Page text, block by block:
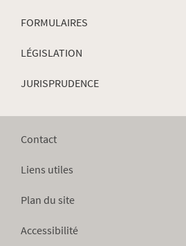
FORMULAIRES
LÉGISLATION
JURISPRUDENCE
Contact
Liens utiles
Plan du site
Accessibilité